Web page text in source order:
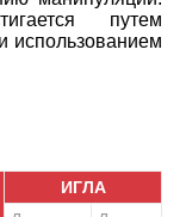
путем
использованием
ИГЛА